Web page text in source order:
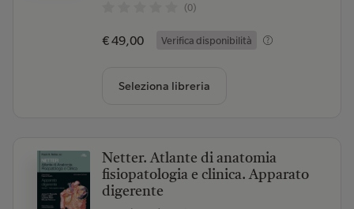
(0)
€ 49,00 Verifica disponibilità
Seleziona libreria
Netter. Atlante di anatomia
fisiopatologia e clinica. Apparato
digerente